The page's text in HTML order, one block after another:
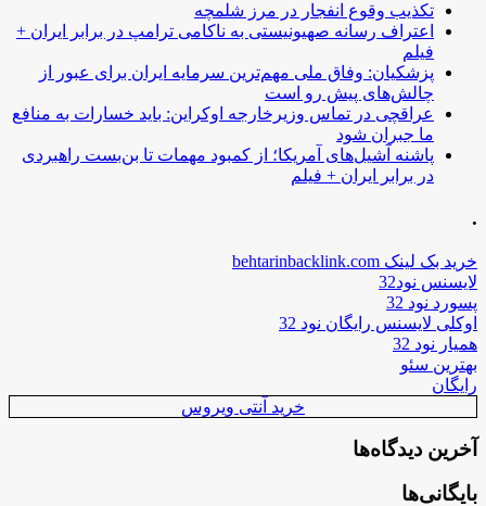
تکذیب وقوع انفجار در مرز شلمچه
اعتراف رسانه صهیونیستی به ناکامی ترامپ در برابر ایران +
فیلم
پزشکیان: وفاق ملی مهم‌ترین سرمایه ایران برای عبور از
چالش‌های پیش رو است
عراقچی در تماس وزیرخارجه اوکراین: باید خسارات به منافع
ما جبران شود
پاشنه آشیل‌های آمریکا؛ از کمبود مهمات تا بن‌بست راهبردی
در برابر ایران + فیلم
.
خرید بک لینک behtarinbacklink.com
لایسنس نود32
پسورد نود 32
اوکلی لایسنس رایگان نود 32
همیار نود 32
بهترین سئو
رایگان
خرید آنتی ویروس
آخرین دیدگاه‌ها
بایگانی‌ها